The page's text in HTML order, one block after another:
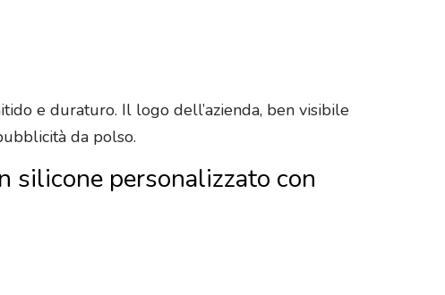
e duraturo. Il logo dell’azienda, ben visibile
da polso.
silicone personalizzato con